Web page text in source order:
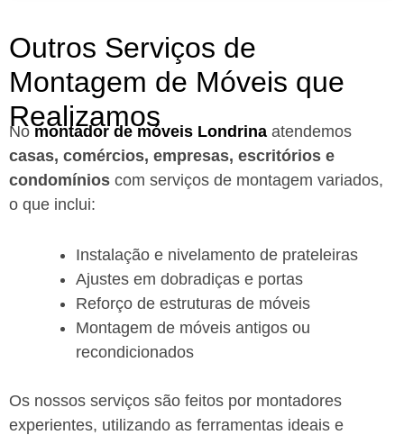
Outros Serviços de
Montagem de Móveis que
Realizamos
No montador de móveis Londrina atendemos
casas, comércios, empresas, escritórios e
condomínios com serviços de montagem variados,
o que inclui:
Instalação e nivelamento de prateleiras
Ajustes em dobradiças e portas
Reforço de estruturas de móveis
Montagem de móveis antigos ou
recondicionados
Os nossos serviços são feitos por montadores
experientes, utilizando as ferramentas ideais e